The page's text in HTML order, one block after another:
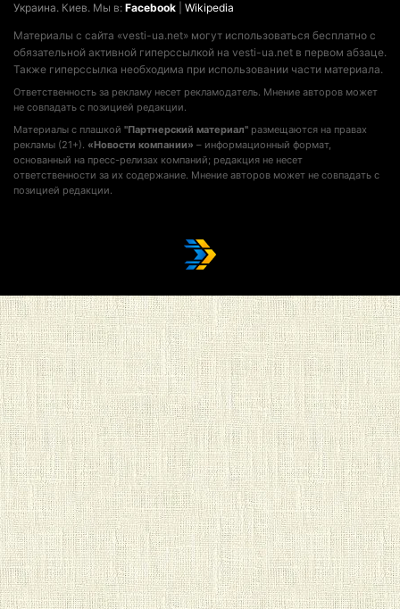
Украина. Киев. Мы в: Facebook Wikipedia
Материалы с сайта «vesti-ua.net» могут использоваться бесплатно с
обязательной активной гиперссылкой на vesti-ua.net в первом абзаце.
Также гиперссылка необходима при использовании части материала.
Ответственность за рекламу несет рекламодатель. Мнение авторов может
не совпадать с позицией редакции.
Материалы с плашкой "Партнерский материал" размещаются на правах
рекламы (21+). «Новости компании» – информационный формат,
основанный на пресс-релизах компаний; редакция не несет
ответственности за их содержание. Мнение авторов может не совпадать с
позицией редакции.